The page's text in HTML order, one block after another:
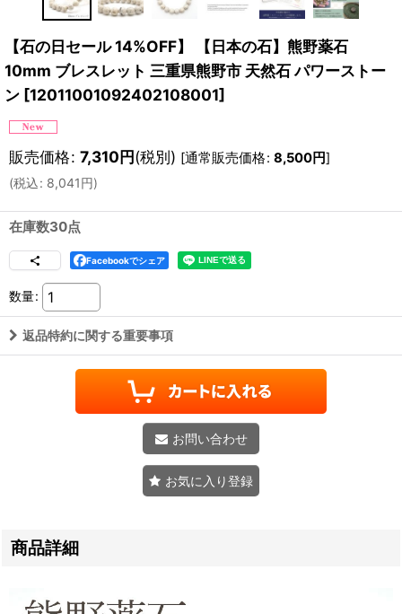
【石の日セール 14%OFF】 【日本の石】熊野薬石
10mm ブレスレット 三重県熊野市 天然石 パワーストー
ン [12011001092402108001]
販売価格: 7,310円(税別) [通常販売価格: 8,500円]
(税込: 8,041円)
在庫数30点
Facebookでシェア
数量:
返品特約に関する重要事項
お問い合わせ
お気に入り登録
商品詳細